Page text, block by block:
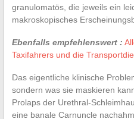
granulomatös, die jeweils ein
makroskopisches
Ebenfalls empfehlenswert :
Taxifahrers und die
Das eigentliche klinische
sondern was sie maskieren
Prolaps der Urethral-
eine banale Carnuncle